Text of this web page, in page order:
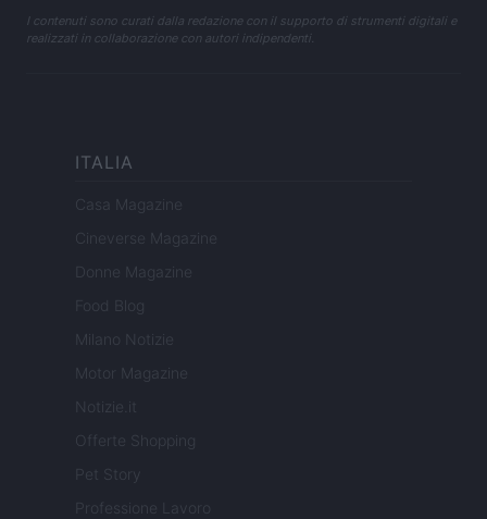
I contenuti sono curati dalla redazione con il supporto di strumenti digitali e
realizzati in collaborazione con autori indipendenti.
ITALIA
Casa Magazine
Cineverse Magazine
Donne Magazine
Food Blog
Milano Notizie
Motor Magazine
Notizie.it
Offerte Shopping
Pet Story
Professione Lavoro